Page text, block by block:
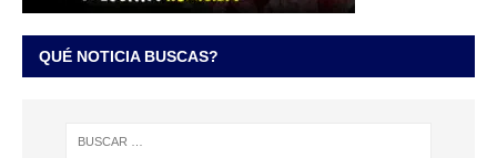
QUÉ NOTICIA BUSCAS?